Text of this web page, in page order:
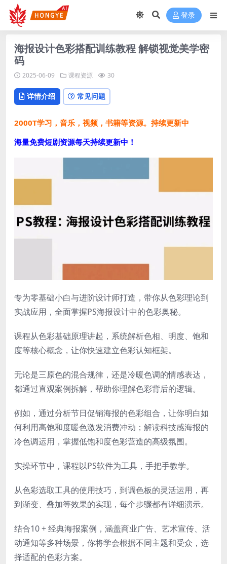
登录
海报设计色彩搭配训练教程 解锁视觉美学密
码
2025-06-09 课程资源 30
详情介绍 常见问题
2000T学习，音乐，视频，书籍等资源。持续更新中
海量免费短剧资源每天持续更新中！
专为零基础小白与进阶设计师打造，带你从色彩理论到
实战应用，全面掌握PS海报设计中的色彩奥秘。
课程从色彩基础原理讲起，系统解析色相、明度、饱和
度等核心概念，让你快速建立色彩认知框架。
无论是三原色的混合规律，还是冷暖色调的情感表达，
都通过直观案例拆解，帮助你理解色彩背后的逻辑。
例如，通过分析节日促销海报的色彩组合，让你明白如
何利用高饱和度暖色激发消费冲动；解读科技感海报的
冷色调运用，掌握低饱和度色彩营造的高级氛围。
实操环节中，课程以PS软件为工具，手把手教学。
从色彩选取工具的使用技巧，到调色板的灵活运用，再
到渐变、叠加等效果的实现，每个步骤都有详细演示。
结合10 + 经典海报案例，涵盖商业广告、艺术宣传、活
动通知等多种场景，你将学会根据不同主题和受众，选
择适配的色彩方案。